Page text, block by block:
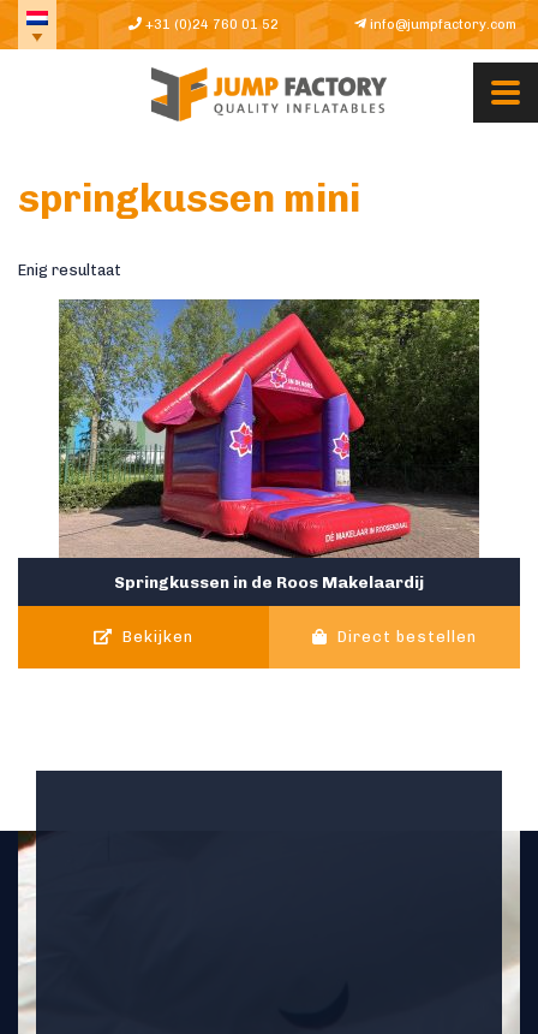
+31 (0)24 760 01 52 info@jumpfactory.com
springkussen mini
Enig resultaat
Springkussen in de Roos Makelaardij
Bekijken Direct bestellen